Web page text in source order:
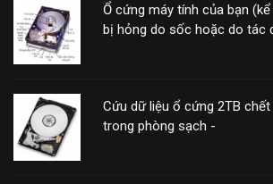
Ổ cứng máy tính của bạn
bị hỏng do sốc hoặc do tác
Cứu dữ liệu ổ cứng 2TB
trong phòng sạch -